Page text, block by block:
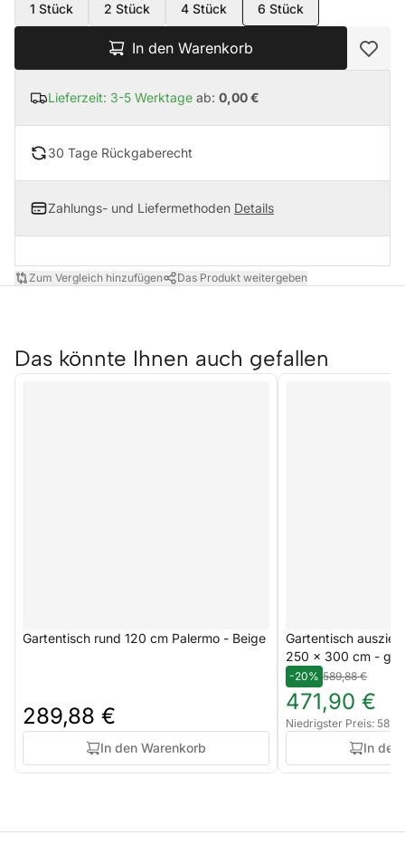
1 Stück 2 Stück 4 Stück 6 Stück
In den Warenkorb
Lieferzeit: 3-5 Werktage ab: 0,00 €
30 Tage Rückgaberecht
Zahlungs- und Liefermethoden Details
Zum Vergleich hinzufügen Das Produkt weitergeben
Das könnte Ihnen auch gefallen
Gartentisch rund 120 cm Palermo - Beige
289,88 €
In den Warenkorb
Gartentisch
250 x 300 cm -
-20% 589,88 €
471,90 €
Niedrigster Preis:
In den